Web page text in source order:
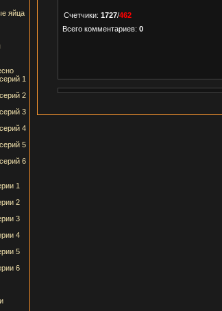
яйца
1
2
3
4
5
6
1
2
3
4
5
6
Счетчики: 1727/462
Всего комментариев: 0